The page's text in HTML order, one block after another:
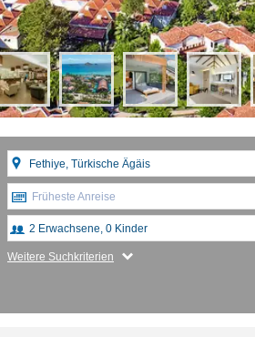
Früheste Anreise
Weitere Suchkriterien